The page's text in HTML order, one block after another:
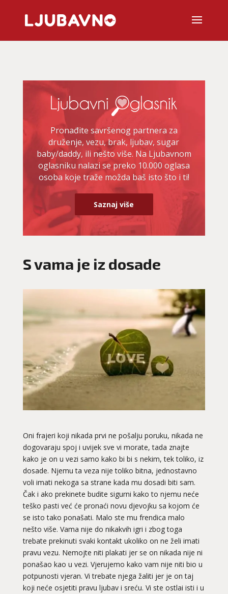
Pronađite savršenog partnera za
druženje, vezu, brak, ljubav, sugar
baby/daddy, ili nešto više. Na Ljubavnom
oglasniku nalazi se preko 10.000 oglasa
osoba koje traže možda baš isto što i ti!
Saznaj više
S vama je iz dosade
Oni frajeri koji nikada prvi ne pošalju poruku, nikada ne
dogovaraju spoj i uvijek sve vi morate, tada znajte
kako je on u vezi samo kako bi bi s nekim, tek toliko, iz
dosade. Njemu ta veza nije toliko bitna, jednostavno
voli imati nekoga sa strane kada mu dosadi biti sam.
Čak i ako prekinete budite sigurni kako to njemu neće
teško pasti već će pronaći novu djevojku sa kojom će
se isto tako ponašati. Malo ste mu frendica malo
nešto više. Vama nije do nikakvih igri i zbog toga
trebate prekinuti svaki kontakt ukoliko on ne želi imati
pravu vezu. Nemojte niti plakati jer se on nikada nije ni
ponašao kao u vezi. Vjerujemo kako vam nije niti bio u
potpunosti vjeran. Vi trebate njega žaliti jer je on taj
koji neće osjetiti pravu ljubav i sreću. Vi ste ostlai isti i u